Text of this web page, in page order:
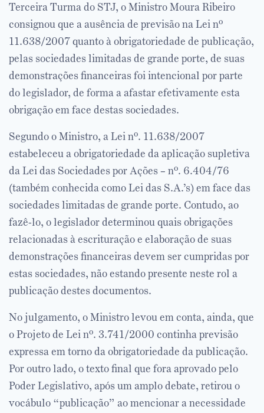
Terceira Turma do STJ, o Ministro Moura Ribeiro
consignou que a ausência de previsão na Lei nº
11.638/2007 quanto à obrigatoriedade de publicação,
pelas sociedades limitadas de grande porte, de suas
demonstrações financeiras foi intencional por parte
do legislador, de forma a afastar efetivamente esta
obrigação em face destas sociedades.
Segundo o Ministro, a Lei nº. 11.638/2007
estabeleceu a obrigatoriedade da aplicação supletiva
da Lei das Sociedades por Ações – nº. 6.404/76
(também conhecida como Lei das S.A.’s) em face das
sociedades limitadas de grande porte. Contudo, ao
fazê-lo, o legislador determinou quais obrigações
relacionadas à escrituração e elaboração de suas
demonstrações financeiras devem ser cumpridas por
estas sociedades, não estando presente neste rol a
publicação destes documentos.
No julgamento, o Ministro levou em conta, ainda, que
o Projeto de Lei nº. 3.741/2000 continha previsão
expressa em torno da obrigatoriedade da publicação.
Por outro lado, o texto final que fora aprovado pelo
Poder Legislativo, após um amplo debate, retirou o
vocábulo “publicação” ao mencionar a necessidade